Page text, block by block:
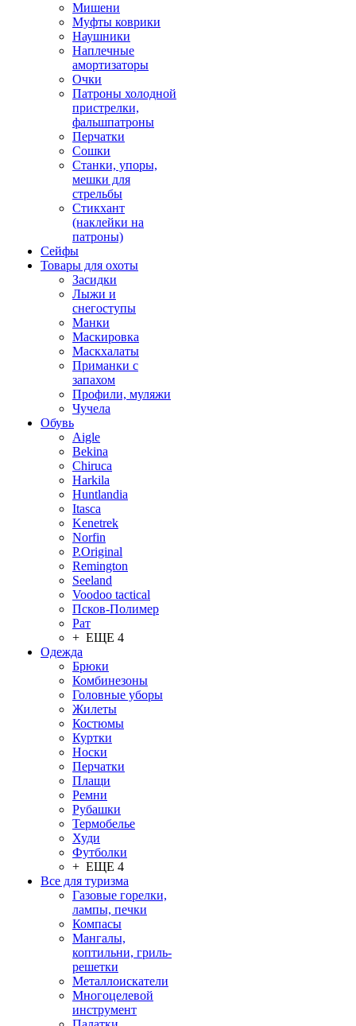
Мишени
Муфты коврики
Наушники
Наплечные
амортизаторы
Очки
Патроны холодной
пристрелки,
фальшпатроны
Перчатки
Сошки
Станки, упоры,
мешки для
стрельбы
Стикхант
(наклейки на
патроны)
Сейфы
Товары для охоты
Засидки
Лыжи и
снегоступы
Манки
Маскировка
Маскхалаты
Приманки с
запахом
Профили, муляжи
Чучела
Обувь
Aigle
Bekina
Chiruсa
Harkila
Huntlandia
Itasca
Kenetrek
Norfin
P.Original
Remington
Seeland
Voodoo tactical
Псков-Полимер
Рат
+ ЕЩЕ 4
Одежда
Брюки
Комбинезоны
Головные уборы
Жилеты
Костюмы
Куртки
Носки
Перчатки
Плащи
Ремни
Рубашки
Термобелье
Худи
Футболки
+ ЕЩЕ 4
Все для туризма
Газовые горелки,
лампы, печки
Компасы
Мангалы,
коптильни, гриль-
решетки
Металлоискатели
Многоцелевой
инструмент